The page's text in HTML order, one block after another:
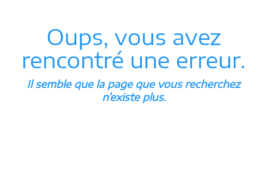
Oups, vous avez
rencontré une erreur.
Il semble que la page que vous recherchez
n’existe plus.